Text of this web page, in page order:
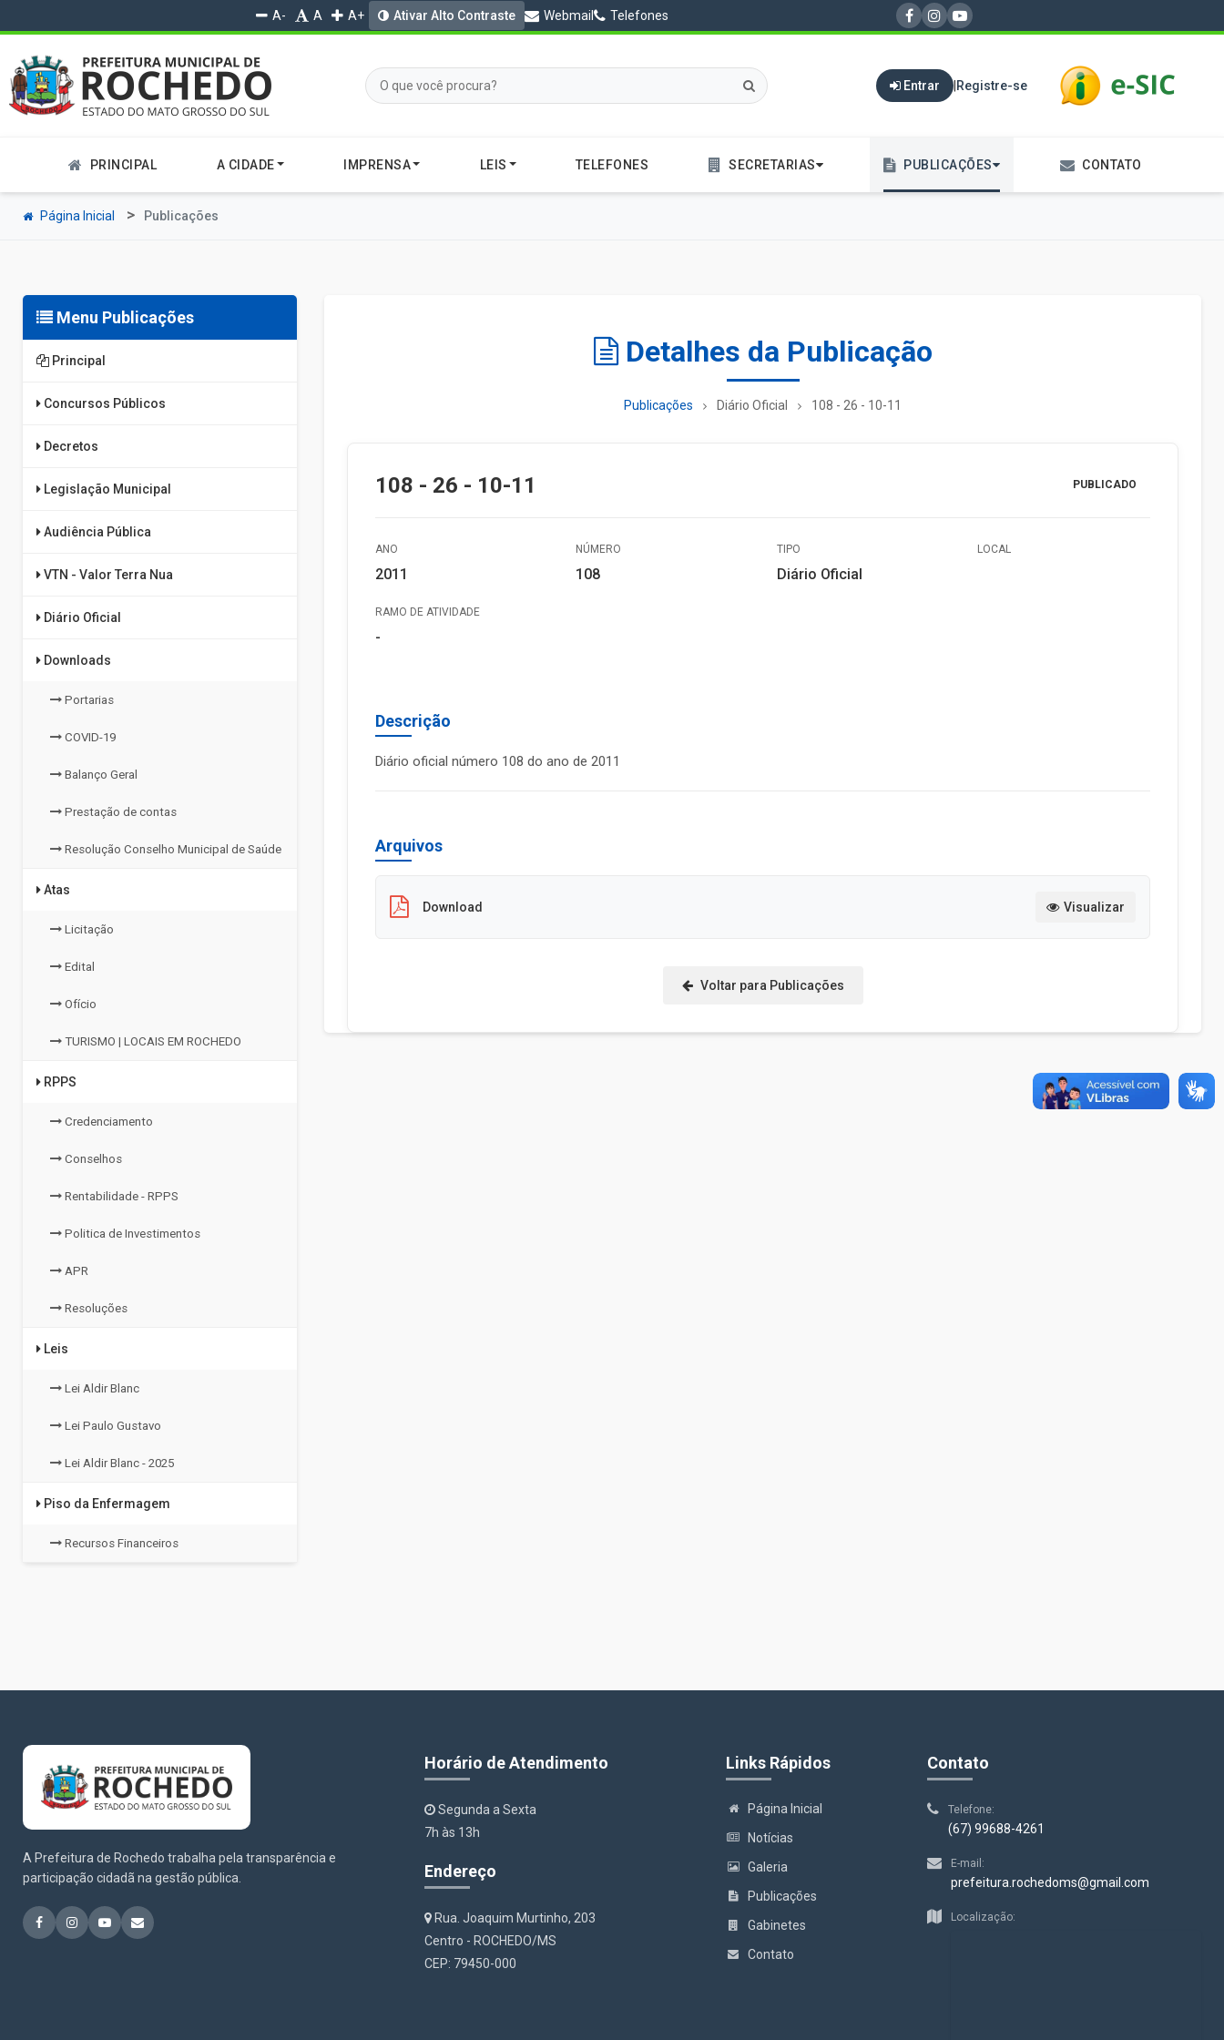
A- A A+ Ativar Alto Contraste Webmail Telefones
Entrar | Registre-se
PRINCIPAL A CIDADE IMPRENSA LEIS TELEFONES SECRETARIAS PUBLICAÇÕES CONTATO
Página Inicial Publicações
Menu Publicações
Principal
Concursos Públicos
Decretos
Legislação Municipal
Audiência Pública
VTN - Valor Terra Nua
Diário Oficial
Downloads
Portarias
COVID-19
Balanço Geral
Prestação de contas
Resolução Conselho Municipal de Saúde
Atas
Licitação
Edital
Ofício
TURISMO | LOCAIS EM ROCHEDO
RPPS
Credenciamento
Conselhos
Rentabilidade - RPPS
Politica de Investimentos
APR
Resoluções
Leis
Lei Aldir Blanc
Lei Paulo Gustavo
Lei Aldir Blanc - 2025
Piso da Enfermagem
Recursos Financeiros
Detalhes da Publicação
Publicações Diário Oficial 108 - 26 - 10-11
108 - 26 - 10-11 PUBLICADO
ANO
2011
NÚMERO
108
TIPO
Diário Oficial
LOCAL
RAMO DE ATIVIDADE
-
Descrição
Diário oficial número 108 do ano de 2011
Arquivos
Download Visualizar
Voltar para Publicações
A Prefeitura de Rochedo trabalha pela transparência e
participação cidadã na gestão pública.
Horário de Atendimento
Segunda a Sexta
7h às 13h
Endereço
Rua. Joaquim Murtinho, 203
Centro - ROCHEDO/MS
CEP: 79450-000
Links Rápidos
Página Inicial
Notícias
Galeria
Publicações
Gabinetes
Contato
Contato
Telefone:
(67) 99688-4261
E-mail:
prefeitura.rochedoms@gmail.com
Localização: